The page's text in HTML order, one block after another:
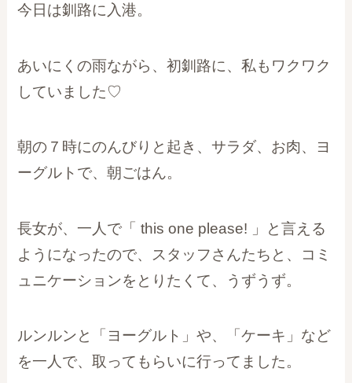
今日は釧路に入港。
あいにくの雨ながら、初釧路に、私もワクワク
していました♡
朝の７時にのんびりと起き、サラダ、お肉、ヨ
ーグルトで、朝ごはん。
長女が、一人で「 this one please! 」と言える
ようになったので、スタッフさんたちと、コミ
ュニケーションをとりたくて、うずうず。
ルンルンと「ヨーグルト」や、「ケーキ」など
を一人で、取ってもらいに行ってました。